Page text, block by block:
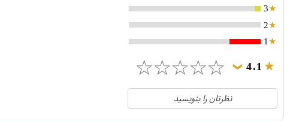
3
2
1
4.1
❯
☆
☆
☆
☆
☆
21
نظرتان را بنویسید